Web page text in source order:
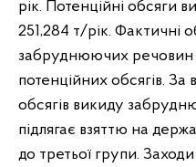
рік. Потенційні обсяги
251,284 т/рік. Фактичні
забруднюючих
потенційних обсягів.
обсягів викиду
підлягає взяттю на
до третьої групи.